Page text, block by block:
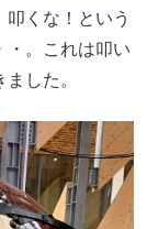
くな！という
・。これは叩い
した。